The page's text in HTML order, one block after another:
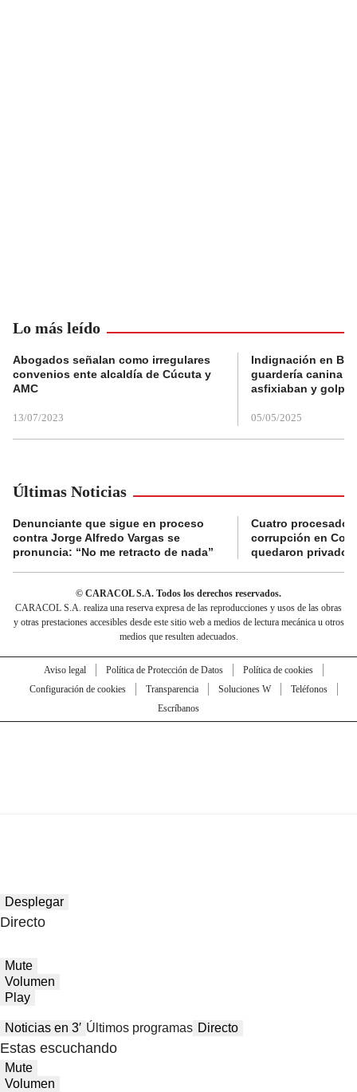
Lo más leído
Abogados señalan como irregulares
convenios ente alcaldía de Cúcuta y
AMC
13/07/2023
Indignación en
guardería canina
asfixiaban y
05/05/2025
Últimas Noticias
Denunciante que sigue en proceso
contra Jorge Alfredo Vargas se
pronuncia: “No me retracto de nada”
Cuatro
corrupción en
quedaron
© CARACOL S.A. Todos los derechos reservados.
CARACOL S.A. realiza una reserva expresa de las reproducciones y usos de las obras
y otras prestaciones accesibles desde este sitio web a medios de lectura mecánica u otros
medios que resulten adecuados.
Aviso legal Política de Protección de Datos
Política de cookies
Configuración de cookies
Transparencia Soluciones W
Teléfonos
Escríbanos
Desplegar
Directo
Mute
Volumen
Play
Noticias en 3′ Últimos programas Directo
Estas escuchando
Mute
Volumen